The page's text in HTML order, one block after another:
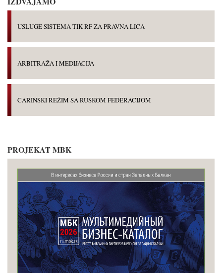
USLUGE SISTEMA TIK RF ZA PRAVNA LICA
ARBITRAŽA I MEDIJACIJA
CARINSKI REŽIM SA RUSKOM FEDERACIJOM
PROJEKAT MBK